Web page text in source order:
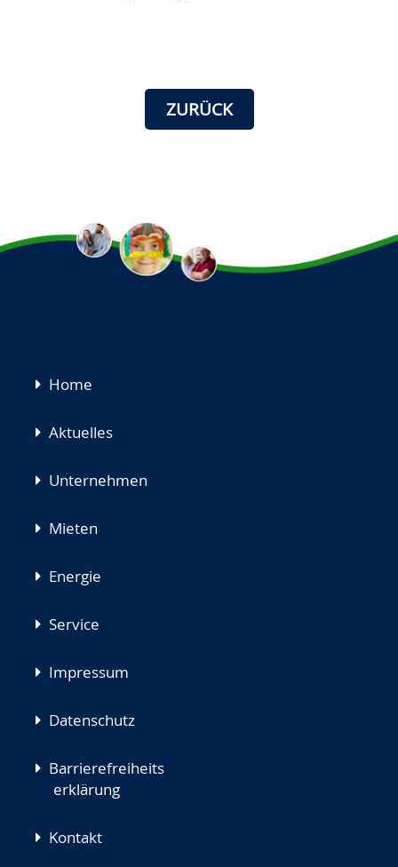
ZURÜCK
Navigation
Home
Aktuelles
Unternehmen
Mieten
Energie
Service
Impressum
Datenschutz
Barrierefreiheits
erklärung
Kontakt